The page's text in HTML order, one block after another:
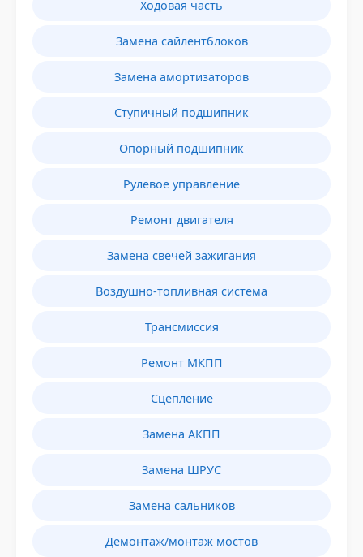
Ходовая часть
Замена сайлентблоков
Замена амортизаторов
Ступичный подшипник
Опорный подшипник
Рулевое управление
Ремонт двигателя
Замена свечей зажигания
Воздушно-топливная система
Трансмиссия
Ремонт МКПП
Сцепление
Замена АКПП
Замена ШРУС
Замена сальников
Демонтаж/монтаж мостов